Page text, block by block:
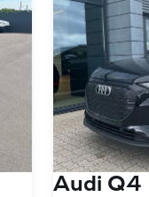
Audi Q4